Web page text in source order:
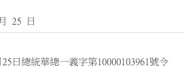
25 日
日總統華總一義字第10000103961號令